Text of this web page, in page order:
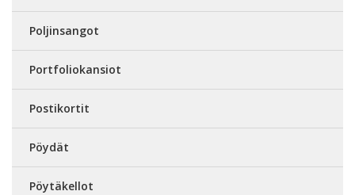
Poljinsangot
Portfoliokansiot
Postikortit
Pöydät
Pöytäkellot